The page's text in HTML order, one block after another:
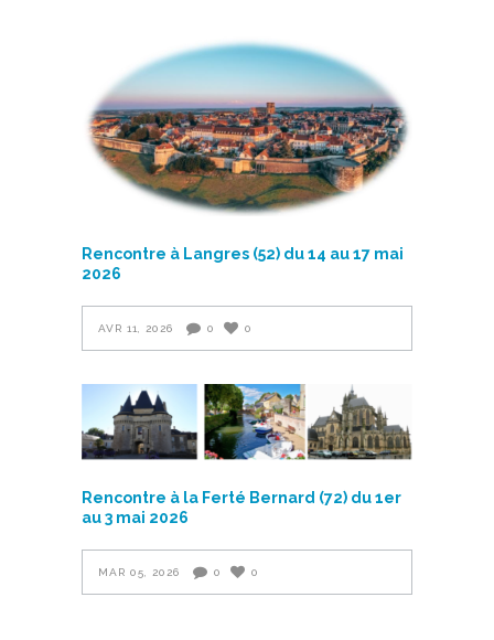
Rencontre à Langres (52) du 14 au 17 mai
2026
AVR 11, 2026 0 0
Rencontre à la Ferté Bernard (72) du 1er
au 3 mai 2026
MAR 05, 2026 0 0